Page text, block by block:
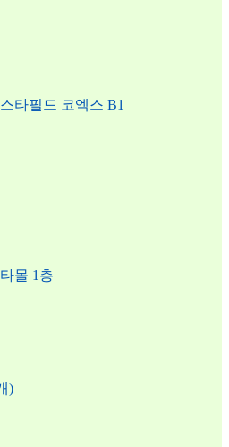
타필드 코엑스 B1
몰 1층
)